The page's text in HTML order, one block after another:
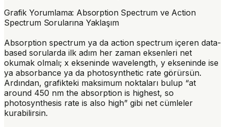
Grafik Yorumlama: Absorption Spectrum ve Action
Spectrum Sorularına Yaklaşım
Absorption spectrum ya da action spectrum içeren data-
based sorularda ilk adım her zaman eksenleri net
okumak olmalı; x ekseninde wavelength, y ekseninde ise
ya absorbance ya da photosynthetic rate görürsün.
Ardından, grafikteki maksimum noktaları bulup “at
around 450 nm the absorption is highest, so
photosynthesis rate is also high” gibi net cümleler
kurabilirsin.